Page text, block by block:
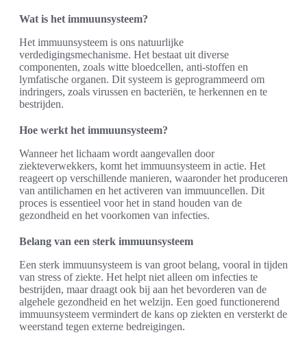
Wat is het immuunsysteem?
Het immuunsysteem is ons natuurlijke
verdedigingsmechanisme. Het bestaat uit diverse
componenten, zoals witte bloedcellen, anti-stoffen en
lymfatische organen. Dit systeem is geprogrammeerd om
indringers, zoals virussen en bacteriën, te herkennen en te
bestrijden.
Hoe werkt het immuunsysteem?
Wanneer het lichaam wordt aangevallen door
ziekteverwekkers, komt het immuunsysteem in actie. Het
reageert op verschillende manieren, waaronder het produceren
van antilichamen en het activeren van immuuncellen. Dit
proces is essentieel voor het in stand houden van de
gezondheid en het voorkomen van infecties.
Belang van een sterk immuunsysteem
Een sterk immuunsysteem is van groot belang, vooral in tijden
van stress of ziekte. Het helpt niet alleen om infecties te
bestrijden, maar draagt ook bij aan het bevorderen van de
algehele gezondheid en het welzijn. Een goed functionerend
immuunsysteem vermindert de kans op ziekten en versterkt de
weerstand tegen externe bedreigingen.